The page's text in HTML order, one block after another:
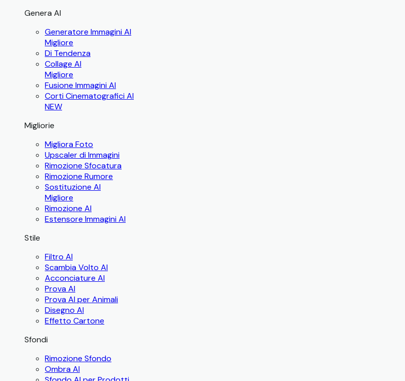
Genera AI
Generatore Immagini AI
Migliore
Di Tendenza
Collage AI
Migliore
Fusione Immagini AI
Corti Cinematografici AI
NEW
Migliorie
Migliora Foto
Upscaler di Immagini
Rimozione Sfocatura
Rimozione Rumore
Sostituzione AI
Migliore
Rimozione AI
Estensore Immagini AI
Stile
Filtro AI
Scambia Volto AI
Acconciature AI
Prova AI
Prova AI per Animali
Disegno AI
Effetto Cartone
Sfondi
Rimozione Sfondo
Ombra AI